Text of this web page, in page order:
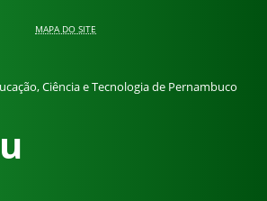
MAPA DO SITE
Ciência e Tecnologia de Pernambuco